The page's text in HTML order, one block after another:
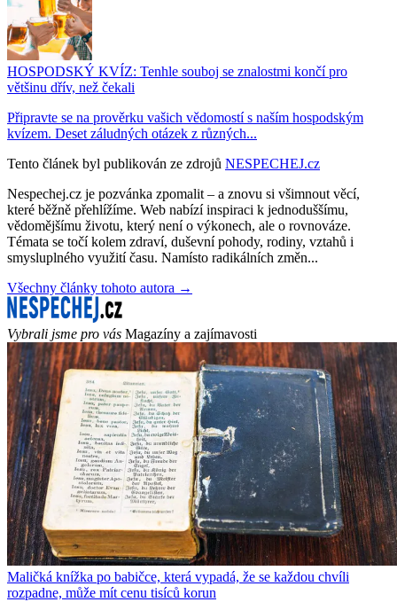
HOSPODSKÝ KVÍZ: Tenhle souboj se znalostmi končí pro
většinu dřív, než čekali
Připravte se na prověrku vašich vědomostí s naším hospodským
kvízem. Deset záludných otázek z různých...
Tento článek byl publikován ze zdrojů NESPECHEJ.cz
Nespechej.cz je pozvánka zpomalit – a znovu si všimnout věcí,
které běžně přehlížíme. Web nabízí inspiraci k jednoduššímu,
vědomějšímu životu, který není o výkonech, ale o rovnováze.
Témata se točí kolem zdraví, duševní pohody, rodiny, vztahů i
smysluplného využití času. Namísto radikálních změn...
Všechny články tohoto autora →
Vybrali jsme pro vás Magazíny a zajímavosti
Maličká knížka po babičce, která vypadá, že se každou chvíli
rozpadne, může mít cenu tisíců korun